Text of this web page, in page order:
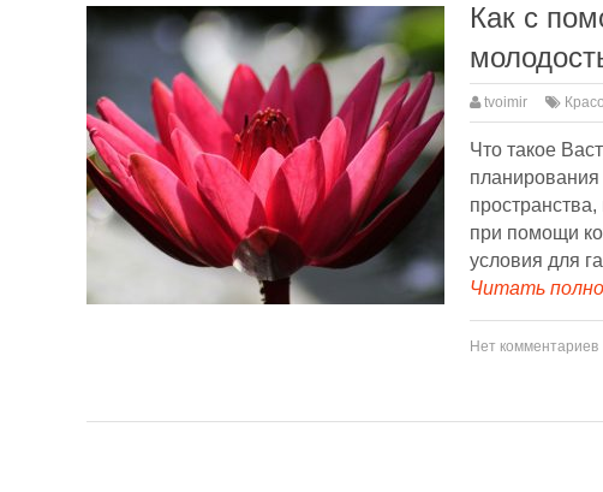
Как с
tvoimir
Что такое
при помощи
условия для
Читать
Нет комментариев